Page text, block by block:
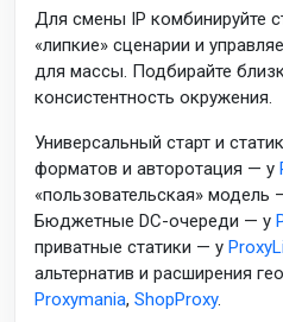
Для смены IP комбинируйте
«липкие» сценарии и
для массы. Подбирайте
консистентность окружения.
Универсальный старт и
форматов и авторотация — у
«пользовательская» модель
Бюджетные DC-очереди — у
приватные статики — у
альтернатив и расширения
Proxymania, ShopProxy.